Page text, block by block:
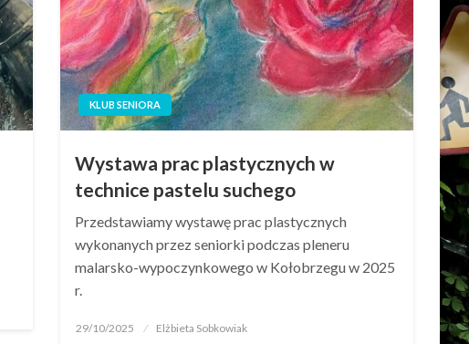
KLUB SENIORA
Wystawa prac plastycznych w
technice pastelu suchego
Przedstawiamy wystawę prac plastycznych
wykonanych przez seniorki podczas pleneru
malarsko-wypoczynkowego w Kołobrzegu w 2025
r.
29/10/2025 Elżbieta Sobkowiak